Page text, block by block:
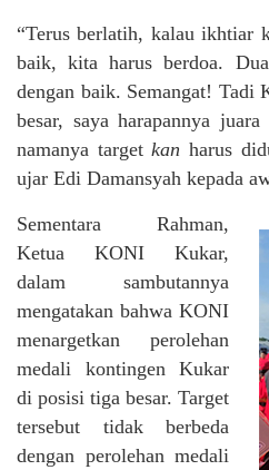
“Terus berlatih, kalau ikhtiar
baik, kita harus berdoa.
dengan baik. Semangat! Tadi
besar, saya harapannya
namanya targetkan harus
ujar Edi Damansyah kepada
Sementara Rahman,
Ketua KONI Kukar,
dalam sambutannya
mengatakan bahwa KONI
menargetkan perolehan
medali kontingen Kukar
di posisi tiga besar. Target
tersebut tidak berbeda
dengan perolehan medali